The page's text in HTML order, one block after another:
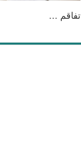
تفاقم …